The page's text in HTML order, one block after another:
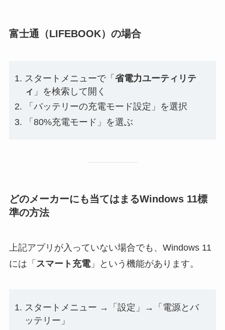
富士通（LIFEBOOK）の場合
スタートメニューで「省電力ユーティリテ
ィ 」を検索して開く
「バッテリーの充電モード設定」を選択
「80%充電モード」を選ぶ
どのメーカーにも当てはまるWindows 11標
準の方法
上記アプリが入っていない場合でも、Windows 11
には「 スマート充電」という機能があります。
スタートメニュー →「設定」→「電源とバ
ッテリー」